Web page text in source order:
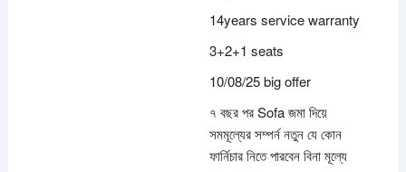
14years service warranty
3+2+1 seats
10/08/25 big offer
৭ বছর পর Sofa জমা দিয়ে
সমমূল্যের সম্পর্ন নতুন যে কোন
ফার্নিচার নিতে পারবেন বিনা মূল্যে